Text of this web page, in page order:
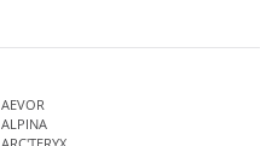
AEVOR
ALPINA